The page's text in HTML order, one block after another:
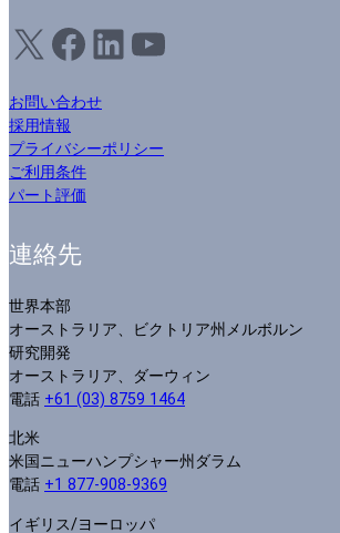
X フェイスブックLinkedIn ユーチューブ
お問い合わせ
採用情報
プライバシーポリシー
ご利用条件
パート評価
連絡先
世界本部
オーストラリア、ビクトリア州メルボルン
研究開発
オーストラリア、ダーウィン
電話 +61 (03) 8759 1464
北米
米国ニューハンプシャー州ダラム
電話 +1 877-908-9369
イギリス/ヨーロッパ